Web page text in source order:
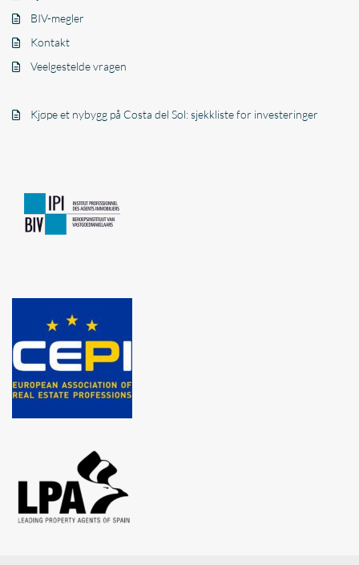
BIV-megler
Kontakt
Veelgestelde vragen
Kjøpe et nybygg på Costa del Sol: sjekkliste for investeringer